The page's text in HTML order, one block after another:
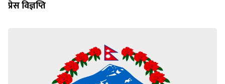
प्रेस विज्ञप्ति